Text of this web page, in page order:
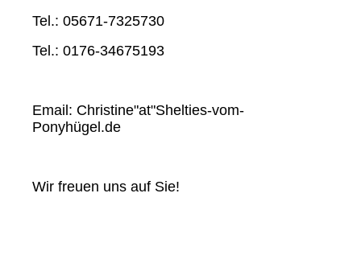
Tel.: 05671-7325730
Tel.: 0176-34675193
Email: Christine"at"Shelties-vom-
Ponyhügel.de
Wir freuen uns auf Sie!